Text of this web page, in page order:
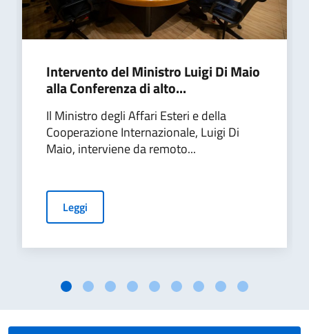
Intervento del Ministro Luigi Di Maio
alla Conferenza di alto...
Il Ministro degli Affari Esteri e della
Cooperazione Internazionale, Luigi Di
Maio, interviene da remoto...
Leggi